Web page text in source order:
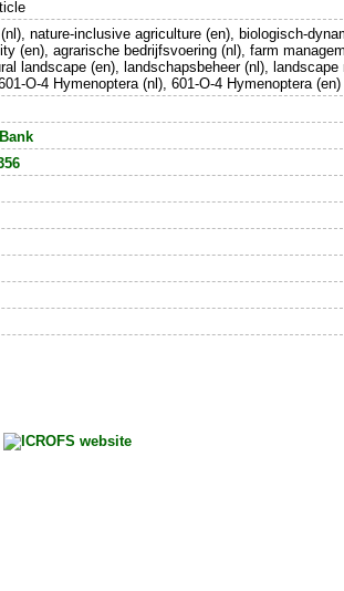
nature-inclusive agriculture (en), biologisch-
(en), agrarische bedrijfsvoering (nl), farm
landscape (en), landschapsbeheer (nl),
O-4 Hymenoptera (nl), 601-O-4 Hymenoptera (en)